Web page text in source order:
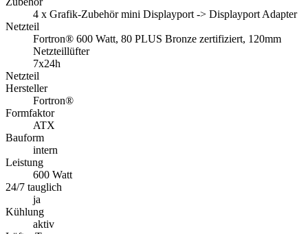
4 x Grafik-Zubehör mini Displayport -> Displayport Adapter
Netzteil
Fortron® 600 Watt, 80 PLUS Bronze zertifiziert, 120mm
Netzteillüfter
7x24h
Netzteil
Hersteller
Fortron®
Formfaktor
ATX
Bauform
intern
Leistung
600 Watt
24/7 tauglich
ja
Kühlung
aktiv